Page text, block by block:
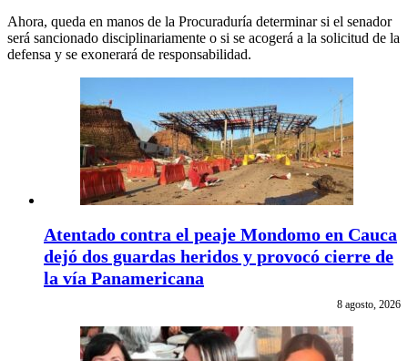
Ahora, queda en manos de la Procuraduría determinar si el senador
será sancionado disciplinariamente o si se acogerá a la solicitud de la
defensa y se exonerará de responsabilidad.
Atentado contra el peaje Mondomo en Cauca
dejó dos guardas heridos y provocó cierre de
la vía Panamericana
8 agosto, 2026